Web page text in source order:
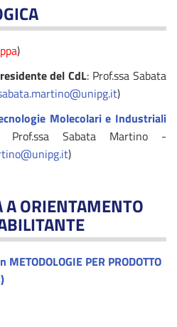
)
del CdL: Prof.ssa Sabata
)
Molecolari e Industriali
Prof.ssa Sabata Martino -
)
A ORIENTAMENTO
PER PRODOTTO